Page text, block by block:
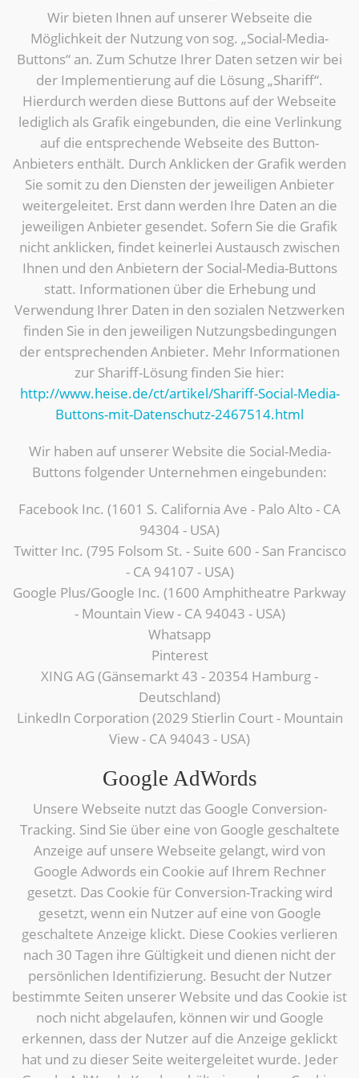
Wir bieten Ihnen auf unserer Webseite die
Möglichkeit der Nutzung von sog. „Social-Media-
Buttons“ an. Zum Schutze Ihrer Daten setzen wir bei
der Implementierung auf die Lösung „Shariff“.
Hierdurch werden diese Buttons auf der Webseite
lediglich als Grafik eingebunden, die eine Verlinkung
auf die entsprechende Webseite des Button-
Anbieters enthält. Durch Anklicken der Grafik werden
Sie somit zu den Diensten der jeweiligen Anbieter
weitergeleitet. Erst dann werden Ihre Daten an die
jeweiligen Anbieter gesendet. Sofern Sie die Grafik
nicht anklicken, findet keinerlei Austausch zwischen
Ihnen und den Anbietern der Social-Media-Buttons
statt. Informationen über die Erhebung und
Verwendung Ihrer Daten in den sozialen Netzwerken
finden Sie in den jeweiligen Nutzungsbedingungen
der entsprechenden Anbieter. Mehr Informationen
zur Shariff-Lösung finden Sie hier:
http://www.heise.de/ct/artikel/Shariff-Social-Media-
Buttons-mit-Datenschutz-2467514.html
Wir haben auf unserer Website die Social-Media-
Buttons folgender Unternehmen eingebunden:
Facebook Inc. (1601 S. California Ave - Palo Alto - CA
94304 - USA)
Twitter Inc. (795 Folsom St. - Suite 600 - San Francisco
- CA 94107 - USA)
Google Plus/Google Inc. (1600 Amphitheatre Parkway
- Mountain View - CA 94043 - USA)
Whatsapp
Pinterest
XING AG (Gänsemarkt 43 - 20354 Hamburg -
Deutschland)
LinkedIn Corporation (2029 Stierlin Court - Mountain
View - CA 94043 - USA)
Google AdWords
Unsere Webseite nutzt das Google Conversion-
Tracking. Sind Sie über eine von Google geschaltete
Anzeige auf unsere Webseite gelangt, wird von
Google Adwords ein Cookie auf Ihrem Rechner
gesetzt. Das Cookie für Conversion-Tracking wird
gesetzt, wenn ein Nutzer auf eine von Google
geschaltete Anzeige klickt. Diese Cookies verlieren
nach 30 Tagen ihre Gültigkeit und dienen nicht der
persönlichen Identifizierung. Besucht der Nutzer
bestimmte Seiten unserer Website und das Cookie ist
noch nicht abgelaufen, können wir und Google
erkennen, dass der Nutzer auf die Anzeige geklickt
hat und zu dieser Seite weitergeleitet wurde. Jeder